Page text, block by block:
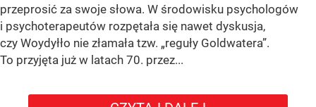
przeprosić za swoje słowa. W środowisku psychologów
i psychoterapeutów rozpętała się nawet dyskusja,
czy Woydyłło nie złamała tzw. „reguły Goldwatera”.
To przyjęta już w latach 70. przez...